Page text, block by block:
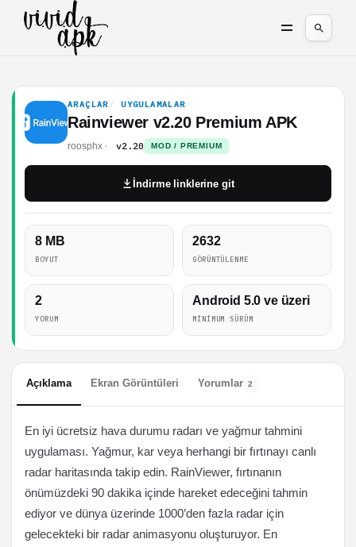
ARAÇLAR UYGULAMALAR
Rainviewer v2.20 Premium APK
roosphx v2.20 MOD / PREMIUM
8 MB
BOYUT
2632
GÖRÜNTÜLENME
2
YORUM
Android 5.0 ve üzeri
MINIMUM SÜRÜM
İndirme linklerine git
Açıklama Ekran Görüntüleri Yorumlar 2
En iyi ücretsiz hava durumu radarı ve yağmur tahmini
uygulaması. Yağmur, kar veya herhangi bir fırtınayı canlı
radar haritasında takip edin. RainViewer, fırtınanın
önümüzdeki 90 dakika içinde hareket edeceğini tahmin
ediyor ve dünya üzerinde 1000’den fazla radar için
gelecekteki bir radar animasyonu oluşturuyor. En